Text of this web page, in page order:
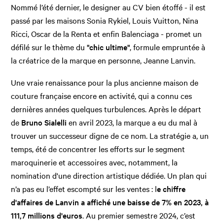
Nommé l’été dernier, le designer au CV bien étoffé - il est
passé par les maisons Sonia Rykiel, Louis Vuitton, Nina
Ricci, Oscar de la Renta et enfin Balenciaga - promet un
défilé sur le thème du"chic ultime", formule empruntée à
la créatrice de la marque en personne, Jeanne Lanvin.
Une vraie renaissance pour la plus ancienne maison de
couture française encore en activité, qui a connu ces
dernières années quelques turbulences. Après le départ
de Bruno Sialelli en avril 2023, la marque a eu du mal à
trouver un successeur digne de ce nom. La stratégie a, un
temps, été de concentrer les efforts sur le segment
maroquinerie et accessoires avec, notamment, la
nomination d'une direction artistique dédiée. Un plan qui
n’a pas eu l’effet escompté sur les ventes : le chiffre
d'affaires de Lanvin a affiché une baisse de 7% en 2023, à
111,7 millions d'euros. Au premier semestre 2024, c’est